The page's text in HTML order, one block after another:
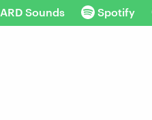
ARD Sounds Spotify